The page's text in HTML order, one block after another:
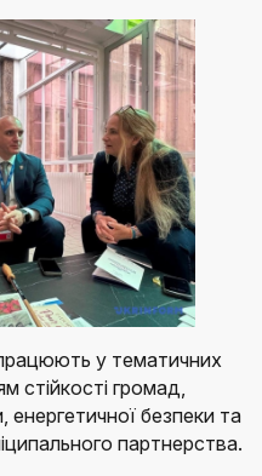
у тематичних
стійкості громад,
енергетичної безпеки та
партнерства.